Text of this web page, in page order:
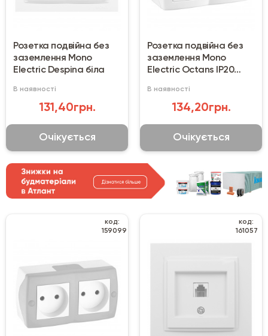
Розетка подвійна без
заземлення Mono
Electric Despina біла
В наявності
131,40грн.
Очікується
Розетка подвійна без
заземлення Mono
Electric Octans IP20
В наявності
134,20грн.
Очікується
код:
159099
код:
161057